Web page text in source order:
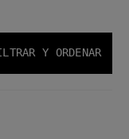
Y ORDENAR